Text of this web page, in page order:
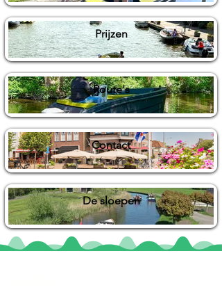
Prijzen
Route's
Contact
De sloepen